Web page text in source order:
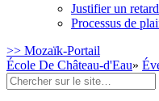
Justifier un
Processus de
>> Mozaïk-Portail
École De Château-d'Eau»
Rechercher
: